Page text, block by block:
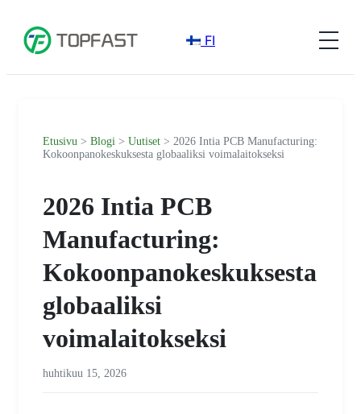
FI
Etusivu > Blogi > Uutiset > 2026 Intia PCB Manufacturing:
Kokoonpanokeskuksesta globaaliksi voimalaitokseksi
2026 Intia PCB
Manufacturing:
Kokoonpanokeskuksesta
globaaliksi
voimalaitokseksi
huhtikuu 15, 2026